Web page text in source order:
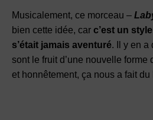
Musicalement, ce morceau –
bien cette idée, car c’est un
s’était jamais aventuré. Il y en a
sont le fruit d’une nouvelle forme
et honnêtement, ça nous a fait